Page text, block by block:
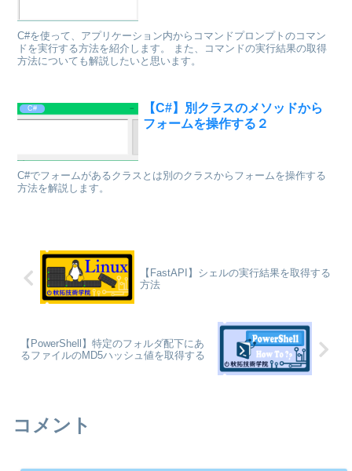
C#を使って、アプリケーション内からコマンドプロンプトのコマン
ドを実行する方法を紹介します。 また、コマンドの実行結果の取得
方法についても解説したいと思います。
C#
【C#】別クラスのメソッドから
フォームを操作する２
C#でフォームがあるクラスとは別のクラスからフォームを操作する
方法を解説します。
【FastAPI】シェルの実行結果を取得する
方法
【PowerShell】特定のフォルダ配下にあ
るファイルのMD5ハッシュ値を取得する
コメント